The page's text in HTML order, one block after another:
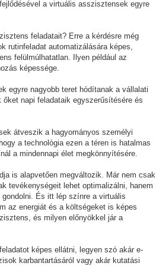
a virtuális asszisztensek egyre
feladatait? Erre a kérdésre még
rutinfeladat automatizálására képes,
felülmúlhatatlan. Ilyen például az
képessége.
egyre nagyobb teret hódítanak a vállalati
napi feladataik egyszerűsítésére és
átveszik a hagyományos személyi
a technológia ezen a téren is hatalmas
a mindennapi élet megkönnyítésére.
is alapvetően megváltozik. Már nem csak
tevékenységeit lehet optimalizálni, hanem
És itt lép színre a virtuális
az energiát és a költségeket is képes
és milyen előnyökkel jár a
képes ellátni, legyen szó akár e-
karbantartásáról vagy akár kutatási